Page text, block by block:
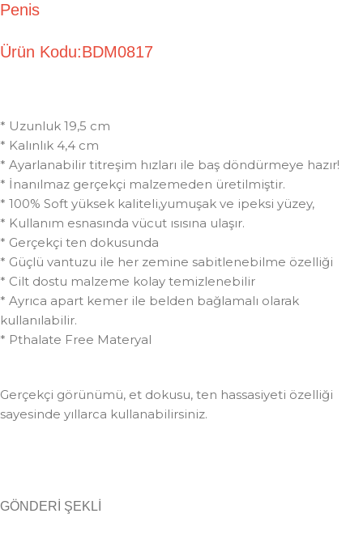
Penis
Ürün Kodu:BDM0817
* Uzunluk 19,5 cm
* Kalınlık 4,4 cm
* Ayarlanabilir titreşim hızları ile baş döndürmeye hazır!
* İnanılmaz gerçekçi malzemeden üretilmiştir.
* 100% Soft yüksek kaliteli,yumuşak ve ipeksi yüzey,
* Kullanım esnasında vücut ısısına ulaşır.
* Gerçekçi ten dokusunda
* Güçlü vantuzu ile her zemine sabitlenebilme özelliği
* Cilt dostu malzeme kolay temizlenebilir
* Ayrıca apart kemer ile belden bağlamalı olarak
kullanılabilir.
* Pthalate Free Materyal
Gerçekçi görünümü, et dokusu, ten hassasiyeti özelliği
sayesinde yıllarca kullanabilirsiniz.
GÖNDERİ ŞEKLİ